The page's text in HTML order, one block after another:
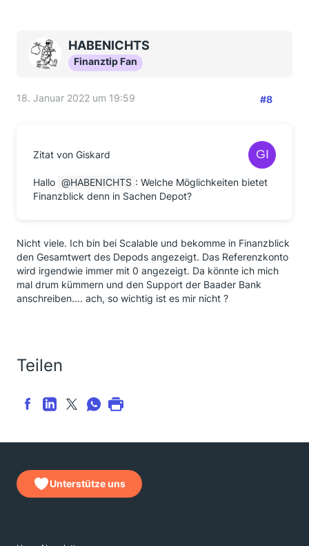
HABENICHTS
Finanztip Fan
18. Januar 2022 um 19:59 #8
Zitat von Giskard
Hallo HABENICHTS : Welche Möglichkeiten bietet
Finanzblick denn in Sachen Depot?
Nicht viele. Ich bin bei Scalable und bekomme in Finanzblick
den Gesamtwert des Depods angezeigt. Das Referenzkonto
wird irgendwie immer mit 0 angezeigt. Da könnte ich mich
mal drum kümmern und den Support der Baader Bank
anschreiben.... ach, so wichtig ist es mir nicht ?
Teilen
Unterstütze uns